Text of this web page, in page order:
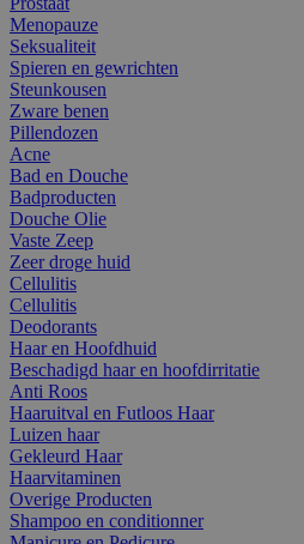
Menopauze
Seksualiteit
Spieren en gewrichten
Steunkousen
Zware benen
Pillendozen
Acne
Bad en Douche
Badproducten
Douche Olie
Vaste Zeep
Zeer droge huid
Cellulitis
Cellulitis
Deodorants
Haar en Hoofdhuid
Beschadigd haar en hoofdirritatie
Anti Roos
Haaruitval en Futloos Haar
Luizen haar
Gekleurd Haar
Haarvitaminen
Overige Producten
Shampoo en conditionner